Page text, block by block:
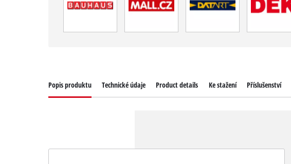
Popis produktu Technické údaje Product details Ke stažení Příslušenství